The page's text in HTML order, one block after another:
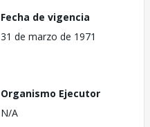
Fecha de vigencia
31 de marzo de 1971
Organismo Ejecutor
N/A